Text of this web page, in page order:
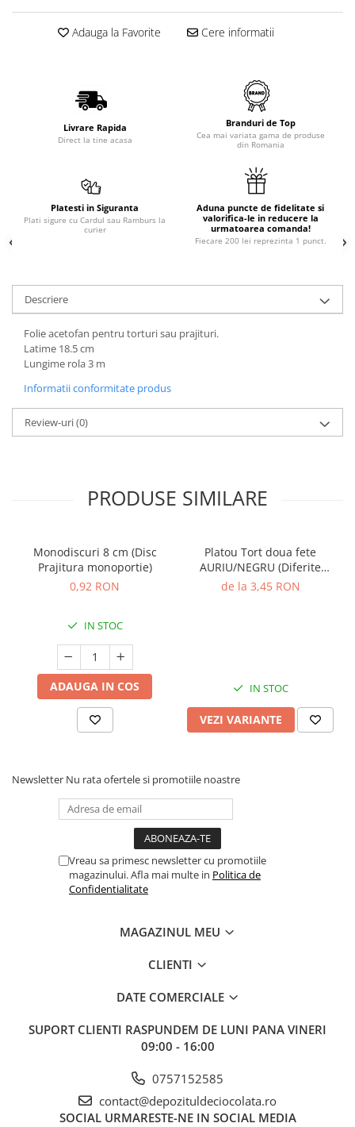
Adauga la Favorite Cere informatii
Livrare Rapida
Direct la tine acasa
Branduri de Top
Cea mai variata gama de produse
din Romania
Platesti in Siguranta
Plati sigure cu Cardul sau Ramburs la
curier
Aduna puncte de fidelitate si
valorifica-le in reducere la
urmatoarea comanda!
Fiecare 200 lei reprezinta 1 punct.
Descriere
Folie acetofan pentru torturi sau prajituri.
Latime 18.5 cm
Lungime rola 3 m
Informatii conformitate produs
Review-uri(0)
PRODUSE SIMILARE
Monodiscuri 8 cm (Disc
Prajitura monoportie)
0,92 RON
IN STOC
ADAUGA IN COS
Platou Tort doua fete
AURIU/NEGRU (Diferite
dimensiuni)
de la 3,45 RON
IN STOC
VEZI VARIANTE
Newsletter Nu rata ofertele si promotiile noastre
Vreau sa primesc newsletter cu promotiile
magazinului. Afla mai multe in Politica de
Confidentialitate
MAGAZINUL MEU
CLIENTI
DATE COMERCIALE
SUPORT CLIENTI RASPUNDEM DE LUNI PANA VINERI
09:00 - 16:00
0757152585
contact@depozituldeciocolata.ro
SOCIAL URMARESTE-NE IN SOCIAL MEDIA